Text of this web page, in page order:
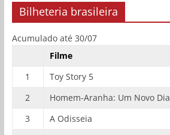
Bilheteria brasileira
Acumulado até 30/07
Filme
1
Toy Story 5
2
Homem-Aranha: Um Novo Dia
3
A Odisseia